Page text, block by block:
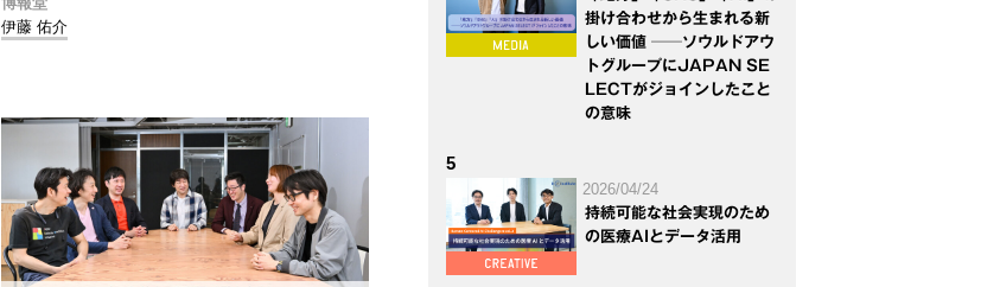
伊藤 佑介
掛け合わせから生まれる新
しい価値 ──ソウルドアウ
トグループにJAPAN SE
LECTがジョインしたこと
の意味
5
2026/04/24
持続可能な社会実現のため
の医療AIとデータ活用